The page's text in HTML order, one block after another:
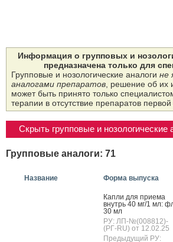
Информация о групповых и
предназначена только для
Групповые и нозологические аналоги не
аналогами препаратов, решение об их
может быть принято только
терапии в отсутствие препаратов
Скрыть групповые и нозологические
Групповые аналоги: 71
Название Форма выпуска
Кап­ли для при­ема
внутрь 40 мг/1 мл:
30 мл
РУ: ЛП-№(008812)-
(РГ-RU) от 12.02.25
Предыдущий РУ: